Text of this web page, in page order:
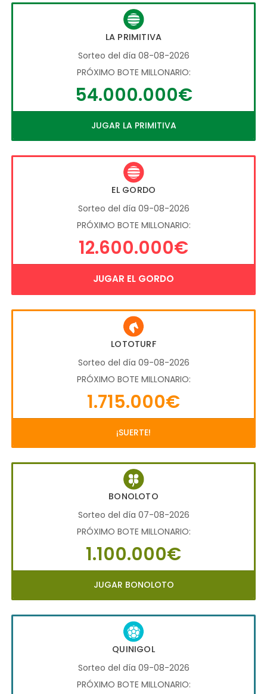
LA PRIMITIVA
Sorteo del día 08-08-2026
PRÓXIMO BOTE MILLONARIO:
54.000.000€
JUGAR LA PRIMITIVA
EL GORDO
Sorteo del día 09-08-2026
PRÓXIMO BOTE MILLONARIO:
12.600.000€
JUGAR EL GORDO
LOTOTURF
Sorteo del día 09-08-2026
PRÓXIMO BOTE MILLONARIO:
1.715.000€
¡SUERTE!
BONOLOTO
Sorteo del día 07-08-2026
PRÓXIMO BOTE MILLONARIO:
1.100.000€
JUGAR BONOLOTO
QUINIGOL
Sorteo del día 09-08-2026
PRÓXIMO BOTE MILLONARIO: